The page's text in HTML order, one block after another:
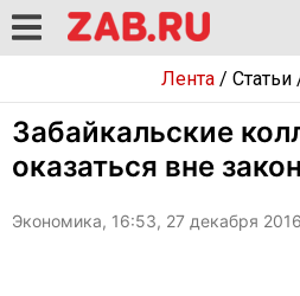
Лента/ Статьи
Забайкальские
оказаться вне
Экономика, 16:53, 27 декабря 2016